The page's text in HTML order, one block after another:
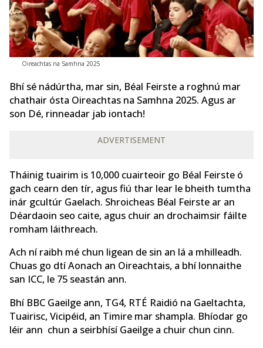
Oireachtas na Samhna 2025
Bhí sé nádúrtha, mar sin, Béal Feirste a roghnú mar
chathair ósta Oireachtas na Samhna 2025. Agus ar
son Dé, rinneadar jab iontach!
ADVERTISEMENT
Tháinig tuairim is 10,000 cuairteoir go Béal Feirste ó
gach cearn den tír, agus fiú thar lear le bheith tumtha
inár gcultúr Gaelach. Shroicheas Béal Feirste ar an
Déardaoin seo caite, agus chuir an drochaimsir fáilte
romham láithreach.
Ach ní raibh mé chun ligean de sin an lá a mhilleadh.
Chuas go dtí Aonach an Oireachtais, a bhí lonnaithe
san ICC, le 75 seastán ann.
Bhí BBC Gaeilge ann, TG4, RTÉ Raidió na Gaeltachta,
Tuairisc, Vicipéid, an Timire mar shampla. Bhíodar go
léir ann chun a seirbhísí Gaeilge a chuir chun cinn.